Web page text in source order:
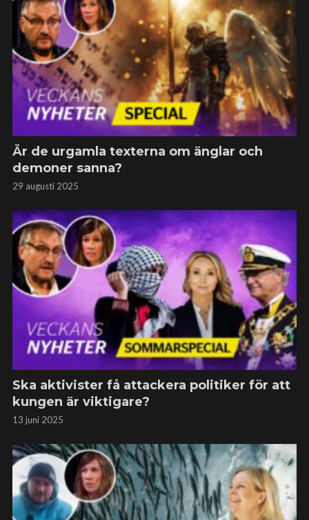
Är de urgamla texterna om änglar och
demoner sanna?
29 augusti 2025
Ska aktivister få attackera politiker för att
kungen är viktigare?
13 juni 2025